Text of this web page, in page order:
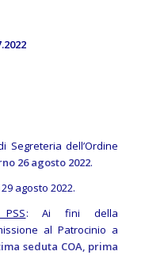
dell’Ordine
26 agosto 2022.
agosto 2022.
: Ai fini della
al Patrocinio a
seduta COA, prima